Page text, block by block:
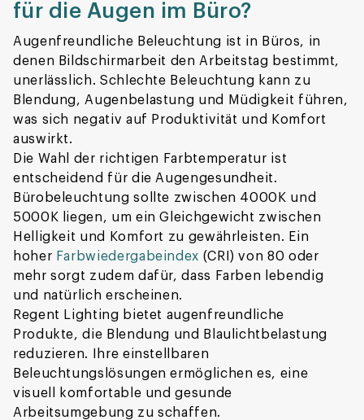
für die Augen im Büro?
Augenfreundliche Beleuchtung ist in Büros, in
denen Bildschirmarbeit den Arbeitstag bestimmt,
unerlässlich. Schlechte Beleuchtung kann zu
Blendung, Augenbelastung und Müdigkeit führen,
was sich negativ auf Produktivität und Komfort
auswirkt.
Die Wahl der richtigen Farbtemperatur ist
entscheidend für die Augengesundheit.
Bürobeleuchtung sollte zwischen 4000K und
5000K liegen, um ein Gleichgewicht zwischen
Helligkeit und Komfort zu gewährleisten. Ein
hoher Farbwiedergabeindex (CRI) von 80 oder
mehr sorgt zudem dafür, dass Farben lebendig
und natürlich erscheinen.
Regent Lighting bietet augenfreundliche
Produkte, die Blendung und Blaulichtbelastung
reduzieren. Ihre einstellbaren
Beleuchtungslösungen ermöglichen es, eine
visuell komfortable und gesunde
Arbeitsumgebung zu schaffen.